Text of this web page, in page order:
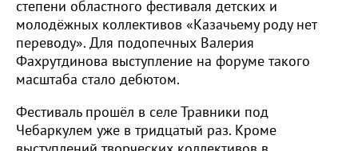
степени областного фестиваля детских и
молодёжных коллективов «Казачьему роду нет
переводу». Для подопечных Валерия
Фахрутдинова выступление на форуме такого
масштаба стало дебютом.
Фестиваль прошёл в селе Травники под
Чебаркулем уже в тридцатый раз. Кроме